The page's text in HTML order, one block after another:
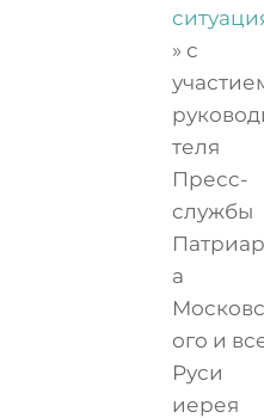
» с
теля
Пресс-
службы
а
ого и
Руси
иерея